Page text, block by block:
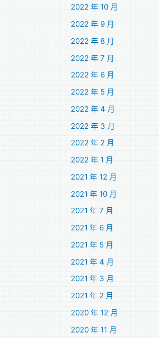
2022 年 10 月
2022 年 9 月
2022 年 8 月
2022 年 7 月
2022 年 6 月
2022 年 5 月
2022 年 4 月
2022 年 3 月
2022 年 2 月
2022 年 1 月
2021 年 12 月
2021 年 10 月
2021 年 7 月
2021 年 6 月
2021 年 5 月
2021 年 4 月
2021 年 3 月
2021 年 2 月
2020 年 12 月
2020 年 11 月